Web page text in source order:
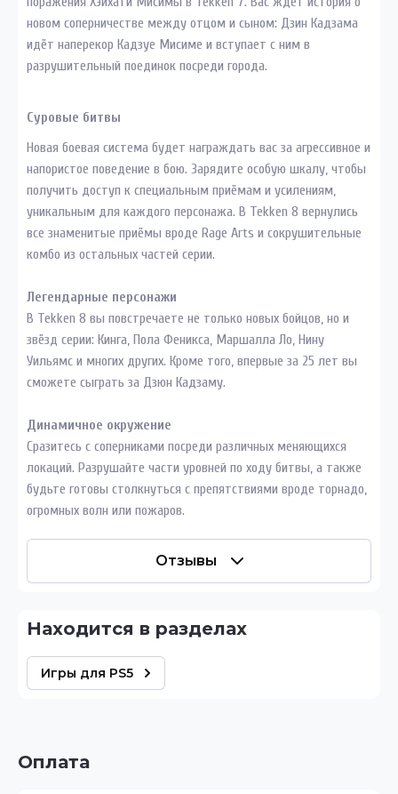
новом соперничестве между отцом и сыном: Дзин Кадзама
идёт наперекор Кадзуе Мисиме и вступает с ним в
разрушительный поединок посреди города.
Суровые битвы
Новая боевая система будет награждать вас за агрессивное и
напористое поведение в бою. Зарядите особую шкалу, чтобы
получить доступ к специальным приёмам и усилениям,
уникальным для каждого персонажа. В Tekken 8 вернулись
все знаменитые приёмы вроде Rage Arts и сокрушительные
комбо из остальных частей серии.
Легендарные персонажи
В Tekken 8 вы повстречаете не только новых бойцов, но и
звёзд серии: Кинга, Пола Феникса, Маршалла Ло, Нину
Уильямс и многих других. Кроме того, впервые за 25 лет вы
сможете сыграть за Дзюн Кадзаму.
Динамичное окружение
Сразитесь с соперниками посреди различных меняющихся
локаций. Разрушайте части уровней по ходу битвы, а также
будьте готовы столкнуться с препятствиями вроде торнадо,
огромных волн или пожаров.
Отзывы
Находится в разделах
Игры для PS5
Оплата